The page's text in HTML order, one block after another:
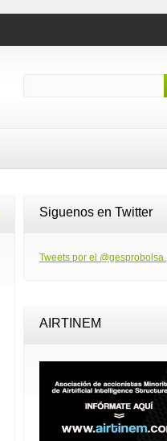
Siguenos en Twitter
Tweets por el @gesprobolsa.
AIRTINEM